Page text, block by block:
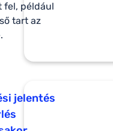
fel, például
tart az
jelentés